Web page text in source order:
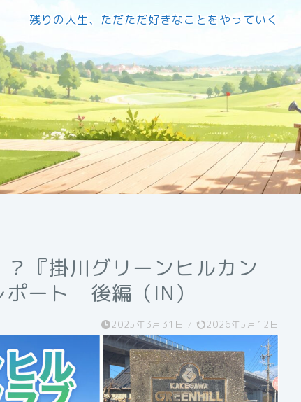
残りの人生、ただただ好きなことをやっていく
『掛川グリーンヒルカン
ポート 後編（IN）
2025年3月31日 / 2026年5月12日